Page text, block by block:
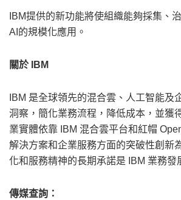
IBM提供的新功能將使組織能夠採集
AI的規模化應用。
關於 IBM
IBM 是全球領先的混合雲、人工智能
洞察，簡化業務流程，降低成本，並獲
業實體依靠 IBM 混合雲平台和紅帽
解決方案和企業服務方面的突破性創新
化和服務精神的長期承諾是 IBM 業務
傳媒查詢：